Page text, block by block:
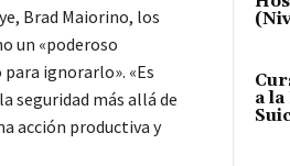
Brad Maiorino, los
un «poderoso
ignorarlo». «Es
seguridad más allá de
acción productiva y
a